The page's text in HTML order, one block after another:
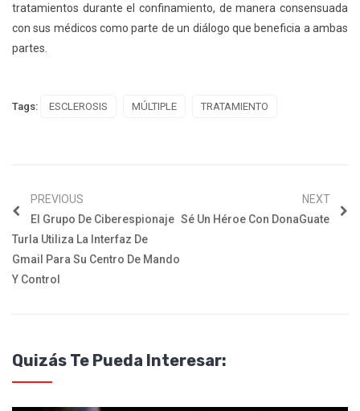
tratamientos durante el confinamiento, de manera consensuada
con sus médicos como parte de un diálogo que beneficia a ambas
partes.
Tags: ESCLEROSIS MÚLTIPLE TRATAMIENTO
PREVIOUS
El Grupo De Ciberespionaje
Turla Utiliza La Interfaz De
Gmail Para Su Centro De Mando
Y Control
NEXT
Sé Un Héroe Con DonaGuate
Quizás Te Pueda Interesar: